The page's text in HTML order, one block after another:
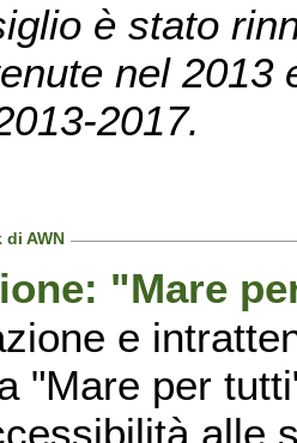
è stato
nel 2013
2017.
AWN
"Mare
e
"Mare per
alle